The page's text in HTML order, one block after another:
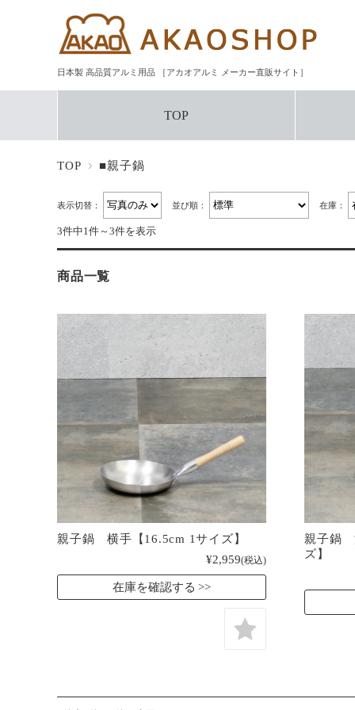
日本製 高品質アルミ用品 ［アカオアルミ メーカー直販サイト］
TOP
TOP ■親子鍋
表示切替： 並び順： 在庫：
3件中1件～3件を表示
商品一覧
親子鍋 横手【16.5cm 1サイズ】
¥2,959(税込)
在庫を確認する
親子鍋
ズ】